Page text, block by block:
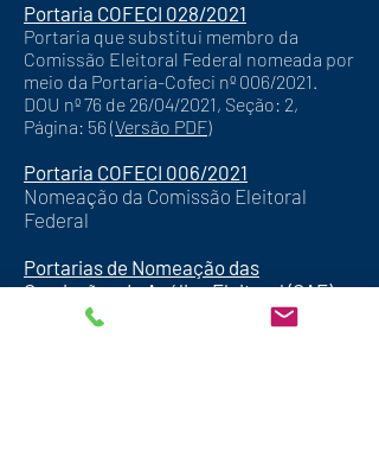
Portaria COFECI 028/2021
Portaria que substitui membro da
Comissão Eleitoral Federal nomeada por
meio da Portaria-Cofeci nº 006/2021.
DOU nº 76 de 26/04/2021, Seção: 2,
Página: 56 (Versão PDF)
Portaria COFECI 006/2021
Nomeação da Comissão Eleitoral
Federal
Portarias de Nomeação das
Comissões de Análise Eleitoral (CAE)